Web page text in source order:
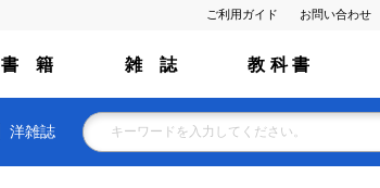
ご利用ガイド お問い合わせ
書 籍 雑 誌 教 科 書
洋雑誌